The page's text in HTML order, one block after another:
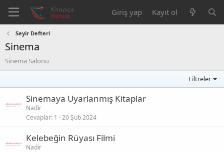
Giriş yap Kayıt ol
Seyir Defteri
Sinema
Sinema Salonu
Filtreler
Sinemaya Uyarlanmış Kitaplar
Nadir
Cevaplar 1 20 Şub 2024
Kelebeğin Rüyası Filmi
Nadir